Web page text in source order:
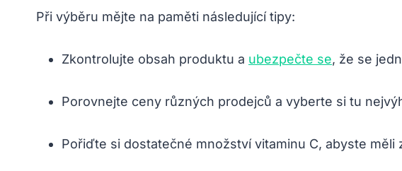
Při výběru mějte na paměti následující tipy:
Zkontrolujte obsah produktu a ubezpečte se, že se
Porovnejte ceny různých prodejců a vyberte si tu
Pořiďte si dostatečné množství vitaminu C, abyste měli